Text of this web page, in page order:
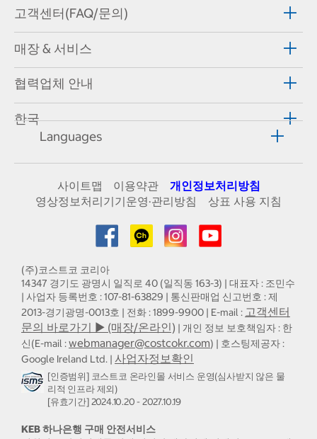
고객센터(FAQ/문의)
매장 & 서비스
협력업체 안내
한국
Languages
사이트맵 이용약관
개인정보처리방침
영상정보처리기기운영·관리방침
상표 사용 지침
(주)코스트코 코리아
14347 경기도 광명시 일직로 40 (일직동 163-3) | 대표자 : 조민수
| 사업자 등록번호 : 107-81-63829 | 통신판매업 신고번호 : 제
2013-경기광명-0013호 | 전화 : 1899-9900 | E-mail : 고객센터
문의 바로가기 ▶ (매장/온라인) | 개인 정보 보호책임자 : 한
신(E-mail :webmanager@costcokr.com) | 호스팅제공자 :
Google Ireland Ltd. | 사업자정보확인
[인증범위] 코스트코 온라인몰 서비스 운영(심사받지 않은 물
리적 인프라 제외)
[유효기간] 2024.10.20 - 2027.10.19
KEB 하나은행 구매 안전서비스